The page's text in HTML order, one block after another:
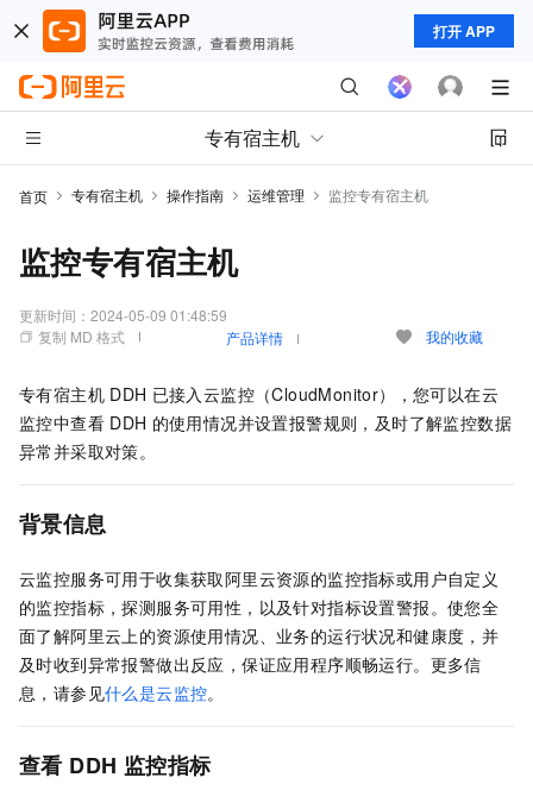
打开 APP
专有宿主机
首页 专有宿主机 操作指南 运维管理 监控专有宿主机
监控专有宿主机
更新时间： 2024-05-09 01:48:59
复制 MD 格式
产品详情 我的收藏
专有宿主机 DDH 已接入云监控（CloudMonitor），您可以在云
监控中查看 DDH 的使用情况并设置报警规则，及时了解监控数据
异常并采取对策。
背景信息
云监控服务可用于收集获取阿里云资源的监控指标或用户自定义
的监控指标，探测服务可用性，以及针对指标设置警报。使您全
面了解阿里云上的资源使用情况、业务的运行状况和健康度，并
及时收到异常报警做出反应，保证应用程序顺畅运行。更多信
息，请参见什么是云监控。
查看 DDH 监控指标